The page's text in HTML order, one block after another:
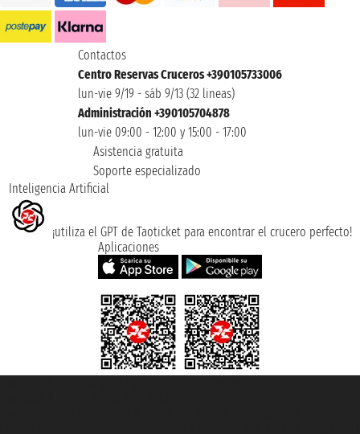
Contactos
Centro Reservas Cruceros +390105733006
lun-vie 9/19 - sáb 9/13 (32 lineas)
Administración +390105704878
lun-vie 09:00 - 12:00 y 15:00 - 17:00
Asistencia gratuita
Soporte especializado
Inteligencia Artificial
¡utiliza el GPT de Taoticket para encontrar el crucero perfecto!
Aplicaciones